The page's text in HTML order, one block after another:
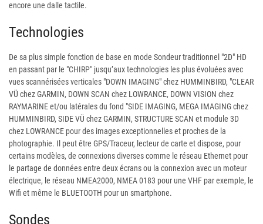
encore une dalle tactile.
Technologies
De sa plus simple fonction de base en mode Sondeur traditionnel "2D" HD
en passant par le "CHIRP" jusqu’aux technologies les plus évoluées avec
vues scannérisées verticales "DOWN IMAGING" chez HUMMINBIRD, "CLEAR
VÜ chez GARMIN, DOWN SCAN chez LOWRANCE, DOWN VISION chez
RAYMARINE et/ou latérales du fond "SIDE IMAGING, MEGA IMAGING chez
HUMMINBIRD, SIDE VÜ chez GARMIN, STRUCTURE SCAN et module 3D
chez LOWRANCE pour des images exceptionnelles et proches de la
photographie. Il peut être GPS/Traceur, lecteur de carte et dispose, pour
certains modèles, de connexions diverses comme le réseau Ethernet pour
le partage de données entre deux écrans ou la connexion avec un moteur
électrique, le réseau NMEA2000, NMEA 0183 pour une VHF par exemple, le
Wifi et même le BLUETOOTH pour un smartphone.
Sondes